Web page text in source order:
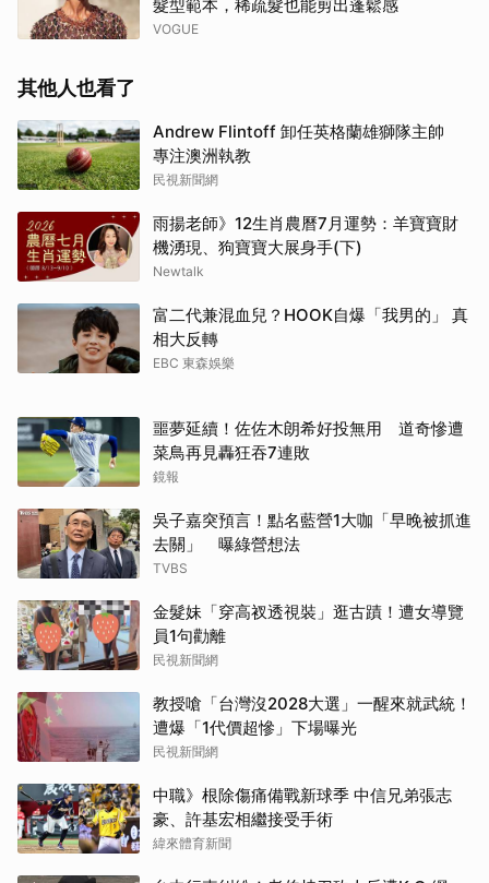
髮型範本，稀疏髮也能剪出蓬鬆感
VOGUE
其他人也看了
Andrew Flintoff 卸任英格蘭雄獅隊主帥
專注澳洲執教
民視新聞網
雨揚老師》12生肖農曆7月運勢：羊寶寶財
機湧現、狗寶寶大展身手(下)
Newtalk
富二代兼混血兒？HOOK自爆「我男的」 真
相大反轉
EBC 東森娛樂
噩夢延續！佐佐木朗希好投無用 道奇慘遭
菜鳥再見轟狂吞7連敗
鏡報
吳子嘉突預言！點名藍營1大咖「早晚被抓進
去關」 曝綠營想法
TVBS
金髮妹「穿高衩透視裝」逛古蹟！遭女導覽
員1句勸離
民視新聞網
教授嗆「台灣沒2028大選」一醒來就武統！
遭爆「1代價超慘」下場曝光
民視新聞網
中職》根除傷痛備戰新球季 中信兄弟張志
豪、許基宏相繼接受手術
緯來體育新聞